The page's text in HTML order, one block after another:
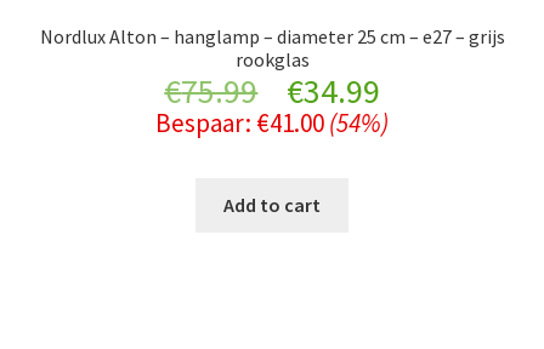
Nordlux Alton – hanglamp – diameter 25 cm – e27 – grijs
rookglas
€75.99
Original
price
was:
€34.99Current
price
Bespaar: €41.00(54%)
Add to cart